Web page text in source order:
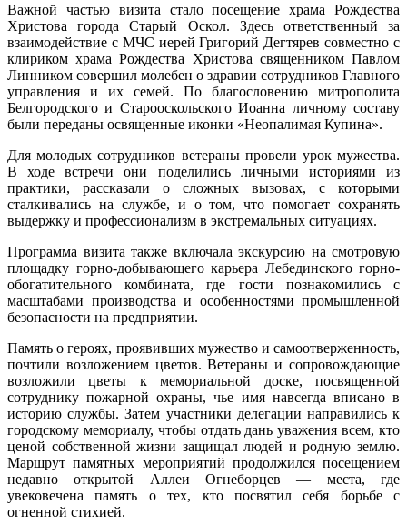
Важной частью визита стало посещение храма Рождества
Христова города Старый Оскол. Здесь ответственный за
взаимодействие с МЧС иерей Григорий Дегтярев совместно с
клириком храма Рождества Христова священником Павлом
Линником совершил молебен о здравии сотрудников Главного
управления и их семей. По благословению митрополита
Белгородского и Старооскольского Иоанна личному составу
были переданы освященные иконки «Неопалимая Купина».
Для молодых сотрудников ветераны провели урок мужества.
В ходе встречи они поделились личными историями из
практики, рассказали о сложных вызовах, с которыми
сталкивались на службе, и о том, что помогает сохранять
выдержку и профессионализм в экстремальных ситуациях.
Программа визита также включала экскурсию на смотровую
площадку горно-добывающего карьера Лебединского горно-
обогатительного комбината, где гости познакомились с
масштабами производства и особенностями промышленной
безопасности на предприятии.
Память о героях, проявивших мужество и самоотверженность,
почтили возложением цветов. Ветераны и сопровождающие
возложили цветы к мемориальной доске, посвященной
сотруднику пожарной охраны, чье имя навсегда вписано в
историю службы. Затем участники делегации направились к
городскому мемориалу, чтобы отдать дань уважения всем, кто
ценой собственной жизни защищал людей и родную землю.
Маршрут памятных мероприятий продолжился посещением
недавно открытой Аллеи Огнеборцев — места, где
увековечена память о тех, кто посвятил себя борьбе с
огненной стихией.